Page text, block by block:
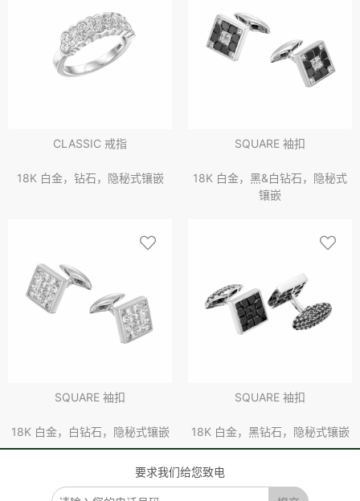
CLASSIC 戒指
18K 白金，钻石，隐秘式镶嵌
SQUARE 袖扣
18K 白金，黑&白钻石，隐秘式
镶嵌
SQUARE 袖扣
18K 白金，白钻石，隐秘式镶嵌
SQUARE 袖扣
18K 白金，黑钻石，隐秘式镶嵌
要求我们给您致电